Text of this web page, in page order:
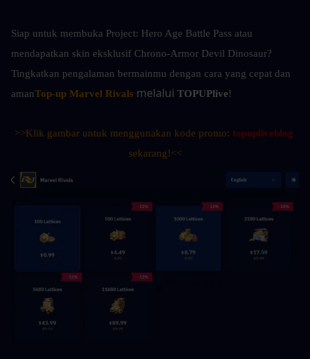
Siap untuk membuka Project: Hero Age Battle Pass atau
mendapatkan skin eksklusif Chrono-Armor Devil Dinosaur?
Tingkatkan pengalaman bermainmu dengan cara yang cepat dan
amanTop-up Marvel Rivals melalui TOPUPlive!
>>Klik gambar untuk menggunakan kode promo: topupliveblog
sekarang!<<